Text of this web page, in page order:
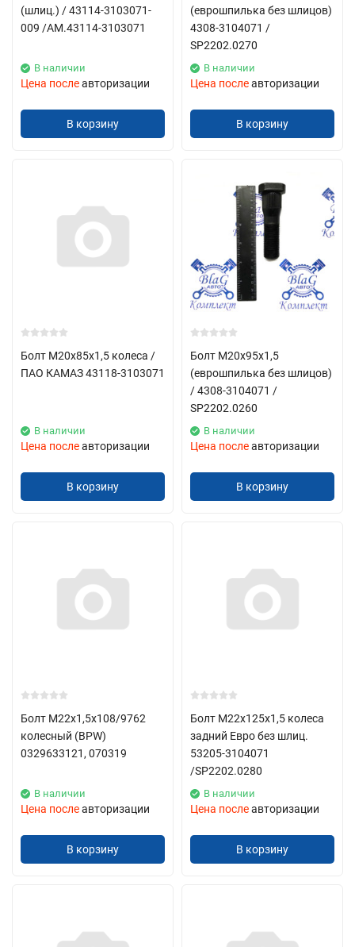
(шлиц.) / 43114-3103071-
009 /АМ.43114-3103071
В наличии
Цена послеавторизации
В корзину
(еврошпилька без шлицов)
4308-3104071 /
SP2202.0270
В наличии
Цена послеавторизации
В корзину
Болт М20х85х1,5 колеса /
ПАО КАМАЗ 43118-3103071
В наличии
Цена послеавторизации
В корзину
Болт М20х95х1,5
(еврошпилька без шлицов)
/ 4308-3104071 /
SP2202.0260
В наличии
Цена послеавторизации
В корзину
Болт М22х1,5х108/9762
колесный (BPW)
0329633121, 070319
В наличии
Цена послеавторизации
В корзину
Болт М22х125х1,5 колеса
задний Евро без шлиц.
53205-3104071
/SP2202.0280
В наличии
Цена послеавторизации
В корзину